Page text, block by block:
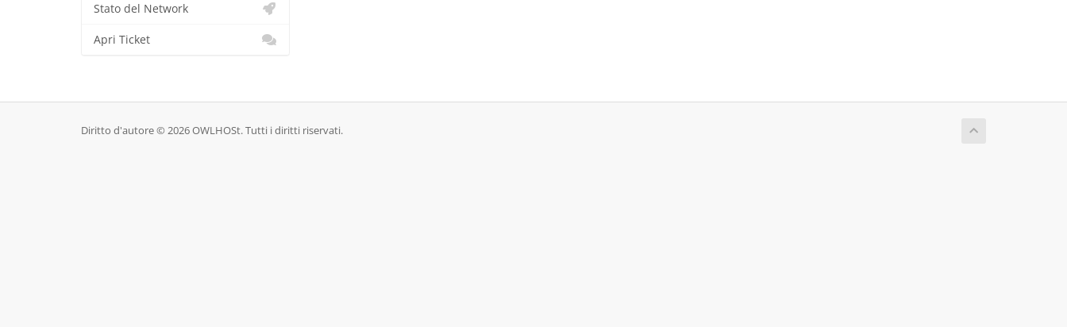
Stato del Network
Apri Ticket
Diritto d'autore © 2026 OWLHOSt. Tutti i diritti riservati.